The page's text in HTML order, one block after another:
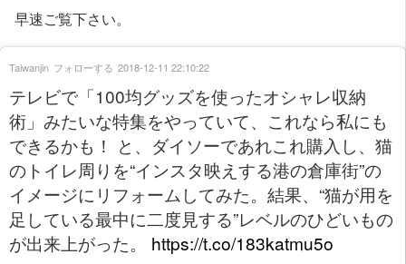
早速ご覧下さい。
テレビで「100均グッズを使ったオシャレ収納
術」みたいな特集をやっていて、これなら私にも
できるかも！ と、ダイソーであれこれ購入し、猫
のトイレ周りを“インスタ映えする港の倉庫街”の
イメージにリフォームしてみた。結果、“猫が用を
足している最中に二度見する”レベルのひどいもの
が出来上がった。 https://t.co/183katmu5o
Taiwanjin フォローする 2018-12-11 22:10:22